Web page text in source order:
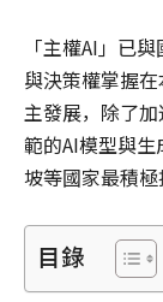
「主權AI」已
與決策權掌握
主發展，除了
範的AI模型與
坡等國家最積極
目錄